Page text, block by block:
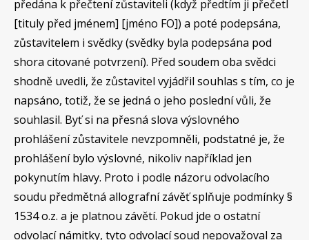
předána k přečtení zůstaviteli (když předtím ji přečetl
[tituly před jménem] [jméno FO]) a poté podepsána,
zůstavitelem i svědky (svědky byla podepsána pod
shora citované potvrzení). Před soudem oba svědci
shodně uvedli, že zůstavitel vyjádřil souhlas s tím, co je
napsáno, totiž, že se jedná o jeho poslední vůli, že
souhlasil. Byť si na přesná slova výslovného
prohlášení zůstavitele nevzpomněli, podstatné je, že
prohlášení bylo výslovné, nikoliv například jen
pokynutím hlavy. Proto i podle názoru odvolacího
soudu předmětná allografní závěť splňuje podmínky §
1534 o.z. a je platnou závětí. Pokud jde o ostatní
odvolací námitky, tyto odvolací soud nepovažoval za